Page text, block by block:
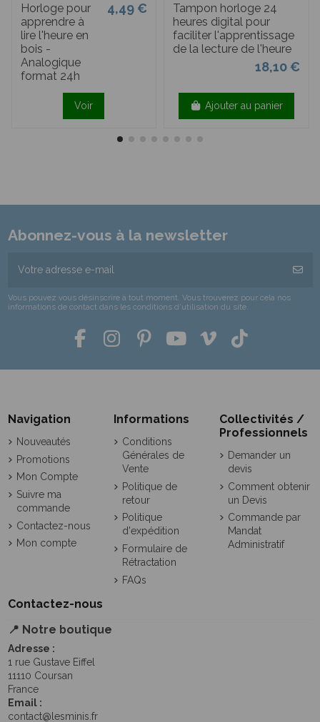
Horloge pour
apprendre à
lire l'heure en
bois -
Analogique
format 24h
4,49 €
Voir
Tampon horloge 24
heures digital pour
faciliter l'apprentissage
de la lecture de l'heure
18,10 €
Ajouter au panier
Abonnez-vous à la newsletter
Vous pouvez vous désinscrire à tout moment. Vous trouverez pour cela nos
informations de contact dans les conditions d'utilisation du site.
Navigation
Nouveautés
Promotions
Mon Compte
Suivre ma
commande
Contactez-nous
Mon compte
Informations
Conditions
Générales de
Vente
Politique de
retour
Politique
d'expédition
Formulaire de
Rétractation
FAQs
Collectivités /
Professionnels
Demander un
devis
Comment obtenir
un Devis
Commande par
Mandat
Administratif
Contactez-nous
📍 Notre boutique
Adresse :
1 rue Gustave Eiffel
11110 Coursan
France
Email :
contact@lesminis.fr